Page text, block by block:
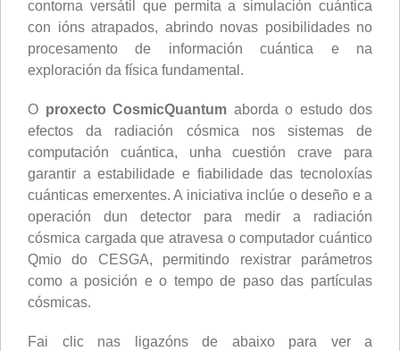
contorna versátil que permita a simulación cuántica
con ións atrapados, abrindo novas posibilidades no
procesamento de información cuántica e na
exploración da física fundamental.
O proxecto CosmicQuantum aborda o estudo dos
efectos da radiación cósmica nos sistemas de
computación cuántica, unha cuestión crave para
garantir a estabilidade e fiabilidade das tecnoloxías
cuánticas emerxentes. A iniciativa inclúe o deseño e a
operación dun detector para medir a radiación
cósmica cargada que atravesa o computador cuántico
Qmio do CESGA, permitindo rexistrar parámetros
como a posición e o tempo de paso das partículas
cósmicas.
Fai clic nas ligazóns de abaixo para ver a